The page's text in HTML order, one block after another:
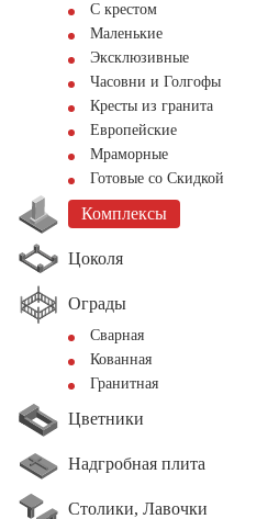
С крестом
Маленькие
Эксклюзивные
Часовни и Голгофы
Кресты из гранита
Европейские
Мраморные
Готовые со Скидкой
Комплексы
Цоколя
Ограды
Сварная
Кованная
Гранитная
Цветники
Надгробная плита
Столики, Лавочки